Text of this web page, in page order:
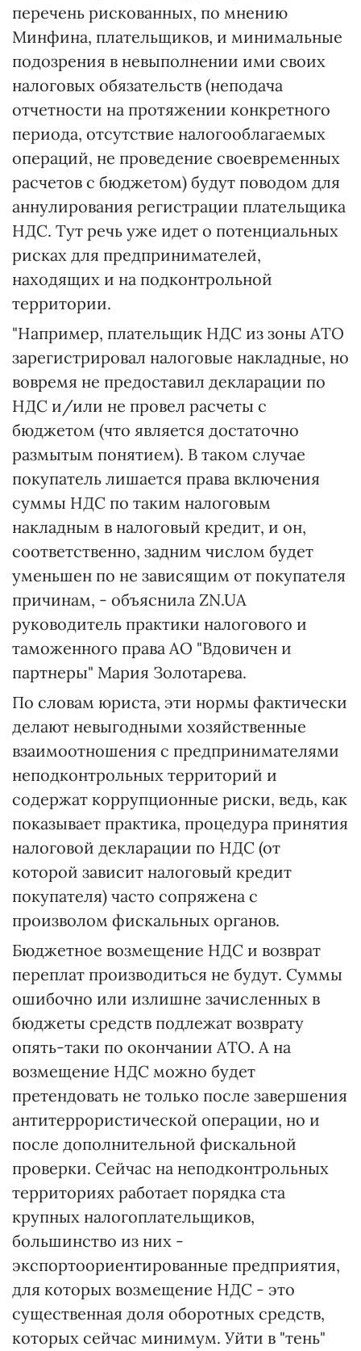
перечень рискованных, по мнению
Минфина, плательщиков, и минимальные
подозрения в невыполнении ими своих
налоговых обязательств (неподача
отчетности на протяжении конкретного
периода, отсутствие налогооблагаемых
операций, не проведение своевременных
расчетов с бюджетом) будут поводом для
аннулирования регистрации плательщика
НДС. Тут речь уже идет о потенциальных
рисках для предпринимателей,
находящих и на подконтрольной
территории.
"Например, плательщик НДС из зоны АТО
зарегистрировал налоговые накладные, но
вовремя не предоставил декларации по
НДС и/или не провел расчеты с
бюджетом (что является достаточно
размытым понятием). В таком случае
покупатель лишается права включения
суммы НДС по таким налоговым
накладным в налоговый кредит, и он,
соответственно, задним числом будет
уменьшен по не зависящим от покупателя
причинам, - объяснила ZN.UA
руководитель практики налогового и
таможенного права АО "Вдовичен и
партнеры" Мария Золотарева.
По словам юриста, эти нормы фактически
делают невыгодными хозяйственные
взаимоотношения с предпринимателями
неподконтрольных территорий и
содержат коррупционные риски, ведь, как
показывает практика, процедура принятия
налоговой декларации по НДС (от
которой зависит налоговый кредит
покупателя) часто сопряжена с
произволом фискальных органов.
Бюджетное возмещение НДС и возврат
переплат производиться не будут. Суммы
ошибочно или излишне зачисленных в
бюджеты средств подлежат возврату
опять-таки по окончании АТО. А на
возмещение НДС можно будет
претендовать не только после завершения
антитеррористической операции, но и
после дополнительной фискальной
проверки. Сейчас на неподконтрольных
территориях работает порядка ста
крупных налогоплательщиков,
большинство из них -
экспортоориентированные предприятия,
для которых возмещение НДС - это
существенная доля оборотных средств,
которых сейчас минимум. Уйти в "тень"